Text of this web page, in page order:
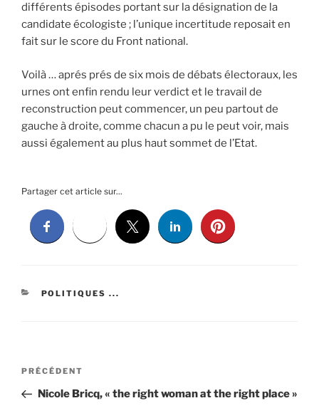
différents épisodes portant sur la désignation de la
candidate écologiste ; l’unique incertitude reposait en
fait sur le score du Front national.
Voilà … aprés prés de six mois de débats électoraux, les
urnes ont enfin rendu leur verdict et le travail de
reconstruction peut commencer, un peu partout de
gauche à droite, comme chacun a pu le peut voir, mais
aussi également au plus haut sommet de l’Etat.
Partager cet article sur...
CATÉGORIES
POLITIQUES ...
Navigation
l’article
Article
précédent
PRÉCÉDENT
Nicole Bricq, « the right woman at the right place »